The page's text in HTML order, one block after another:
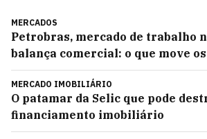
MERCADOS
Petrobras, mercado de trabalho
balança comercial: o que move
MERCADO IMOBILIÁRIO
O patamar da Selic que pode
financiamento imobiliário